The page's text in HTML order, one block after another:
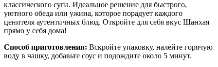
классического супа. Идеальное решение для быстрого,
уютного обеда или ужина, которое порадует каждого
ценителя аутентичных блюд. Откройте для себя вкус Шанхая
прямо у себя дома!
Способ приготовления: Вскройте упаковку, налейте горячую
воду в чашку, добавьте соус и подождите около 5 минут.